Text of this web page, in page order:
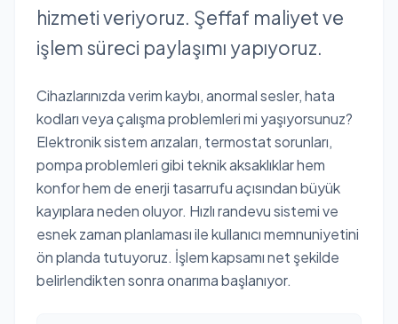
hizmeti veriyoruz. Şeffaf maliyet ve
işlem süreci paylaşımı yapıyoruz.
Cihazlarınızda verim kaybı, anormal sesler, hata
kodları veya çalışma problemleri mi yaşıyorsunuz?
Elektronik sistem arızaları, termostat sorunları,
pompa problemleri gibi teknik aksaklıklar hem
konfor hem de enerji tasarrufu açısından büyük
kayıplara neden oluyor. Hızlı randevu sistemi ve
esnek zaman planlaması ile kullanıcı memnuniyetini
ön planda tutuyoruz. İşlem kapsamı net şekilde
belirlendikten sonra onarıma başlanıyor.